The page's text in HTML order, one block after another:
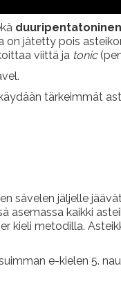
duuripentatoninen
on jätetty pois
viittä ja tonic
tärkeimmät
sävelen jäljelle
asemassa kaikki
kieli metodilla.
e-kielen 5.